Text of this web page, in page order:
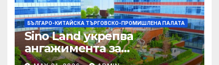
БЪЛГАРО-КИТАЙСКА ТЪРГОВСКО-ПРОМИШЛЕНА ПАЛАТА
Sino Land укрепва
ангажимента за
устойчивост с глобално